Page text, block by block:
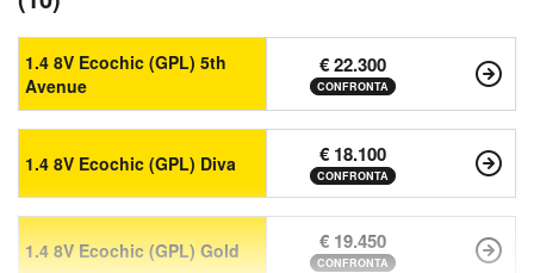
1.4 8V Ecochic (GPL) 5th
Avenue
€ 22.300
CONFRONTA
1.4 8V Ecochic (GPL) Diva € 18.100
CONFRONTA
1.4 8V Ecochic (GPL) Gold € 19.450
CONFRONTA